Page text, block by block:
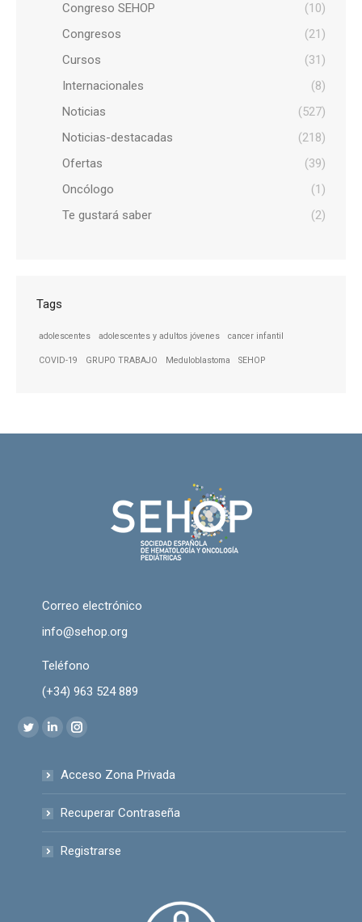
Congreso SEHOP
(10)
Congresos
(21)
Cursos
(31)
Internacionales
(8)
Noticias
(527)
Noticias-destacadas
(218)
Ofertas
(39)
Oncólogo
(1)
Te gustará saber
(2)
Tags
adolescentes adolescentes y adultos jóvenes cancer infantil
COVID-19 GRUPO TRABAJO Meduloblastoma SEHOP
Correo electrónico
info@sehop.org
Teléfono
(+34) 963 524 889
Encuéntranos en:
Twitter
opens
new
Linkedin
opens
new
Instagram
opens
new
Acceso Zona Privada
Recuperar Contraseña
Registrarse